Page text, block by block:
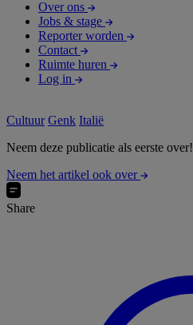
Over ons
Jobs & stage
Reporter worden
Contact
Ruimte huren
Log in
Cultuur Genk Italië
Neem deze publicatie als eerste over!
Neem het artikel ook over
Share